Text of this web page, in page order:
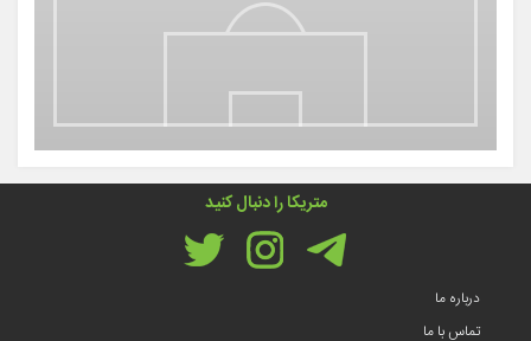
متریکا را دنبال کنید
درباره ما
تماس با ما